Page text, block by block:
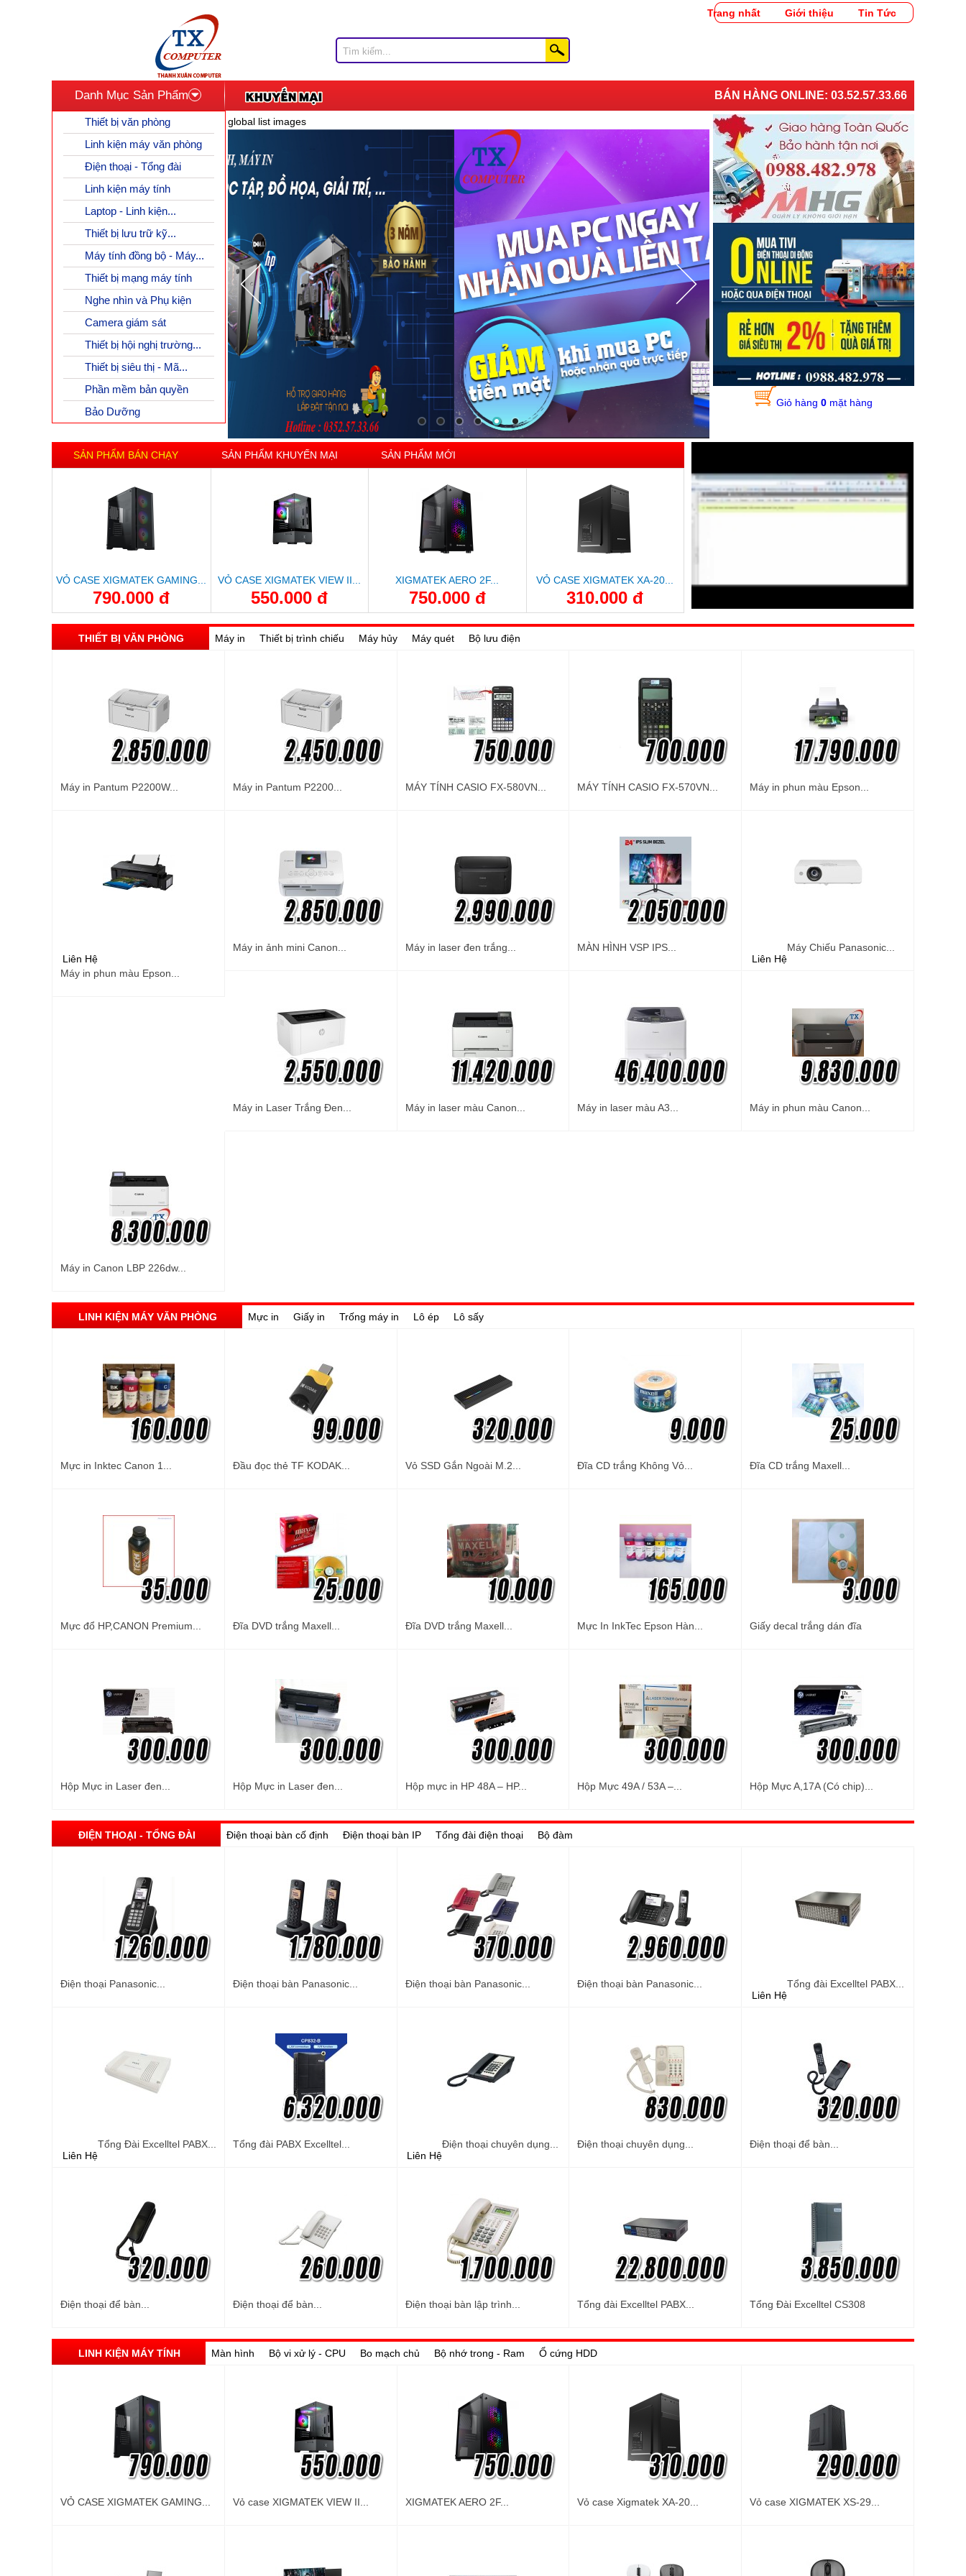
Trang nhất Giới thiệu Tin Tức
Danh Mục Sản Phẩm
Thiết bị văn phòng
Linh kiện máy văn phòng
Điện thoại - Tổng đài
Linh kiện máy tính
Laptop - Linh kiện...
Thiết bị lưu trữ kỹ...
Máy tính đồng bộ - Máy...
Thiết bị mạng máy tính
Nghe nhìn và Phụ kiện
Camera giám sát
Thiết bị hội nghị trường...
Thiết bị siêu thị - Mã...
Phần mềm bản quyền
Bảo Dưỡng
BÁN HÀNG ONLINE: 03.52.57.33.66
global list images
Giỏ hàng 0 mặt hàng
SẢN PHẨM BÁN CHẠY SẢN PHẨM KHUYẾN MẠI SẢN PHẨM MỚI
VỎ CASE XIGMATEK GAMING...
790.000 đ
VỎ CASE XIGMATEK VIEW II...
550.000 đ
XIGMATEK AERO 2F...
750.000 đ
VỎ CASE XIGMATEK XA-20...
310.000 đ
THIẾT BỊ VĂN PHÒNG Máy in Thiết bị trình chiếu Máy hủy Máy quét Bộ lưu điện
Máy in Pantum P2200W... Máy in Pantum P2200... MÁY TÍNH CASIO FX-580VN... MÁY TÍNH CASIO FX-570VN... Máy in phun màu Epson...
Liên Hệ
Máy in phun màu Epson...
Máy in ảnh mini Canon... Máy in laser đen trắng...
MÀN HÌNH VSP IPS...
Liên Hệ
Máy Chiếu Panasonic...
Máy in Laser Trắng Đen... Máy in laser màu Canon... Máy in laser màu A3... Máy in phun màu Canon...
Máy in Canon LBP 226dw...
LINH KIỆN MÁY VĂN PHÒNG Mực in Giấy in Trống máy in Lô ép Lô sấy
Mực in Inktec Canon 1... Đầu đọc thẻ TF KODAK... Vỏ SSD Gắn Ngoài M.2... Đĩa CD trắng Không Vỏ... Đĩa CD trắng Maxell...
Mực đổ HP,CANON Premium... Đĩa DVD trắng Maxell... Đĩa DVD trắng Maxell... Mực In InkTec Epson Hàn... Giấy decal trắng dán đĩa
Hộp Mực in Laser đen... Hộp Mực in Laser đen... Hộp mực in HP 48A – HP... Hộp Mực 49A / 53A –... Hộp Mực A,17A (Có chip)...
ĐIỆN THOẠI - TỔNG ĐÀI Điện thoại bàn cố định Điện thoại bàn IP Tổng đài điện thoại Bộ đàm
Điện thoại Panasonic... Điện thoại bàn Panasonic... Điện thoại bàn Panasonic...
Điện thoại bàn Panasonic...
Liên Hệ
Tổng đài Excelltel PABX...
Liên Hệ
Tổng Đài Excelltel PABX...
Tổng đài PABX Excelltel...
Liên Hệ
Điện thoại chuyên dụng... Điện thoại chuyên dụng... Điện thoại để bàn...
Điện thoại để bàn... Điện thoại để bàn... Điện thoại bàn lập trình... Tổng đài Excelltel PABX... Tổng Đài Excelltel CS308
LINH KIỆN MÁY TÍNH Màn hình Bộ vi xử lý - CPU Bo mạch chủ Bộ nhớ trong - Ram Ổ cứng HDD
VỎ CASE XIGMATEK GAMING... Vỏ case XIGMATEK VIEW II... XIGMATEK AERO 2F... Vỏ case Xigmatek XA-20... Vỏ case XIGMATEK XS-29...